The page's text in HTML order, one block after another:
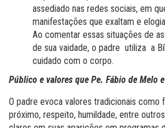
assediado nas redes sociais, em
manifestações que exaltam e
Ao comentar essas situações de
de sua vaidade, o padre utiliza a
cuidado com o corpo.
Público e valores que Pe. Fábio de Melo
O padre evoca valores tradicionais como
próximo, respeito, humildade, entre